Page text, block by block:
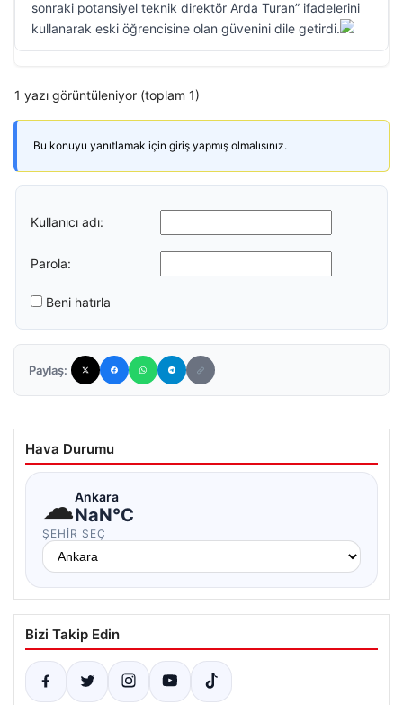
sonraki potansiyel teknik direktör Arda Turan” ifadelerini
kullanarak eski öğrencisine olan güvenini dile getirdi.
1 yazı görüntüleniyor (toplam 1)
Bu konuyu yanıtlamak için giriş yapmış olmalısınız.
Kullanıcı adı:
Parola:
Beni hatırla
Paylaş:
Hava Durumu
☁Ankara
NaN°C
ŞEHIR SEÇ
Bizi Takip Edin